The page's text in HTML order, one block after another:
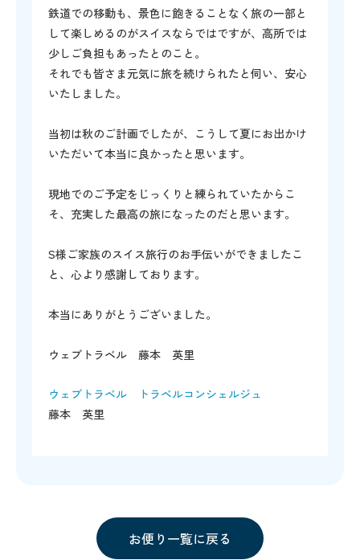
鉄道での移動も、景色に飽きることなく旅の一部と
して楽しめるのがスイスならではですが、高所では
少しご負担もあったとのこと。
それでも皆さま元気に旅を続けられたと伺い、安心
いたしました。
当初は秋のご計画でしたが、こうして夏にお出かけ
いただいて本当に良かったと思います。
現地でのご予定をじっくりと練られていたからこ
そ、充実した最高の旅になったのだと思います。
S様ご家族のスイス旅行のお手伝いができましたこ
と、心より感謝しております。
本当にありがとうございました。
ウェブトラベル 藤本 英里
ウェブトラベル トラベルコンシェルジュ
藤本 英里
お便り一覧に戻る